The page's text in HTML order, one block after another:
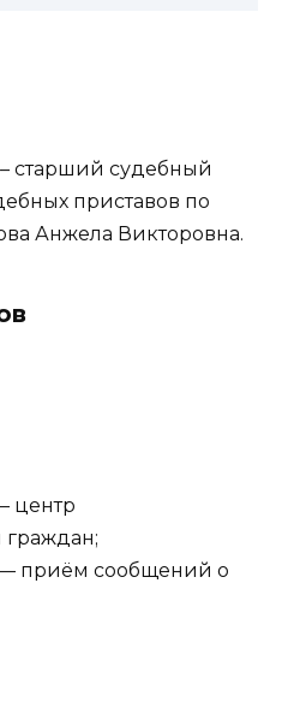
старший судебный
приставов по
Анжела Викторовна.
центр
— приём сообщений о